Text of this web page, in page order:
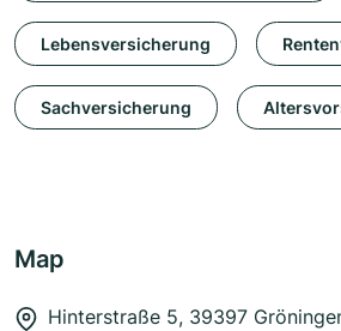
Lebensversicherung
Sachversicherung
Map
Hinterstraße 5, 39397